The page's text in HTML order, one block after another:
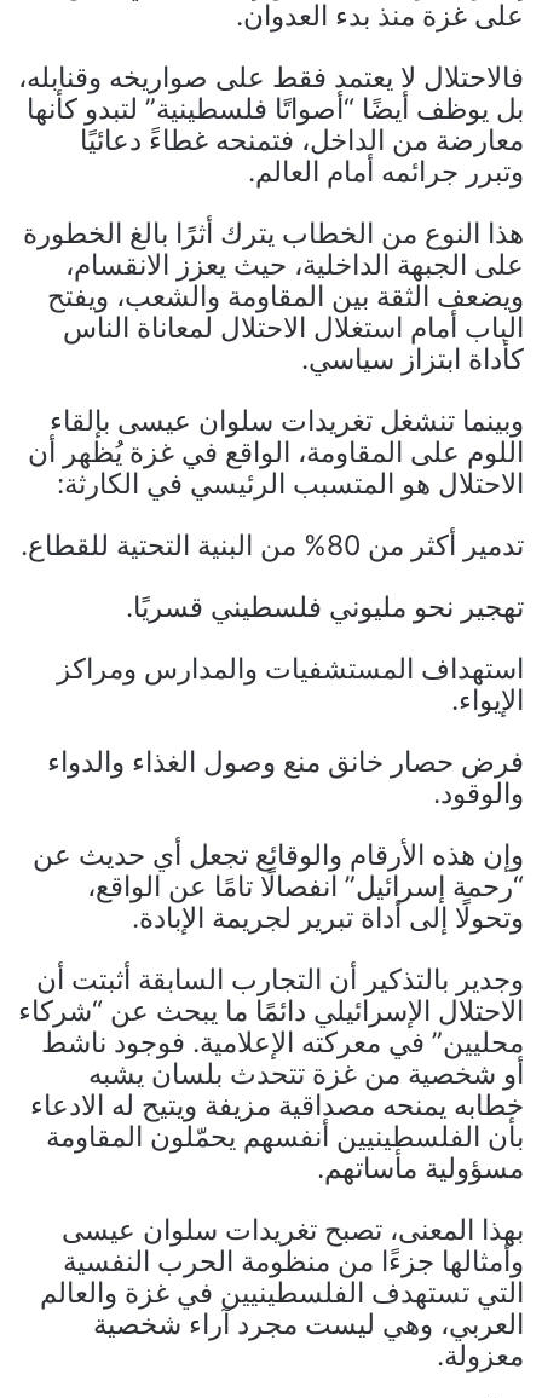
على غزة منذ بدء العدوان.
فالاحتلال لا يعتمد فقط على صواريخه وقنابله،
بل يوظف أيضًا “أصواتًا فلسطينية” لتبدو كأنها
معارضة من الداخل، فتمنحه غطاءً دعائيًا
وتبرر جرائمه أمام العالم.
هذا النوع من الخطاب يترك أثرًا بالغ الخطورة
على الجبهة الداخلية، حيث يعزز الانقسام،
ويضعف الثقة بين المقاومة والشعب، ويفتح
الباب أمام استغلال الاحتلال لمعاناة الناس
كأداة ابتزاز سياسي.
وبينما تنشغل تغريدات سلوان عيسى بإلقاء
اللوم على المقاومة، الواقع في غزة يُظهر أن
الاحتلال هو المتسبب الرئيسي في الكارثة:
تدمير أكثر من 80% من البنية التحتية للقطاع.
تهجير نحو مليوني فلسطيني قسريًا.
استهداف المستشفيات والمدارس ومراكز
الإيواء.
فرض حصار خانق منع وصول الغذاء والدواء
والوقود.
وإن هذه الأرقام والوقائع تجعل أي حديث عن
“رحمة إسرائيل” انفصالًا تامًا عن الواقع،
وتحولًا إلى أداة تبرير لجريمة الإبادة.
وجدير بالتذكير أن التجارب السابقة أثبتت أن
الاحتلال الإسرائيلي دائمًا ما يبحث عن “شركاء
محليين” في معركته الإعلامية. فوجود ناشط
أو شخصية من غزة تتحدث بلسان يشبه
خطابه يمنحه مصداقية مزيفة ويتيح له الادعاء
بأن الفلسطينيين أنفسهم يحمّلون المقاومة
مسؤولية مأساتهم.
بهذا المعنى، تصبح تغريدات سلوان عيسى
وأمثالها جزءًا من منظومة الحرب النفسية
التي تستهدف الفلسطينيين في غزة والعالم
العربي، وهي ليست مجرد آراء شخصية
معزولة.